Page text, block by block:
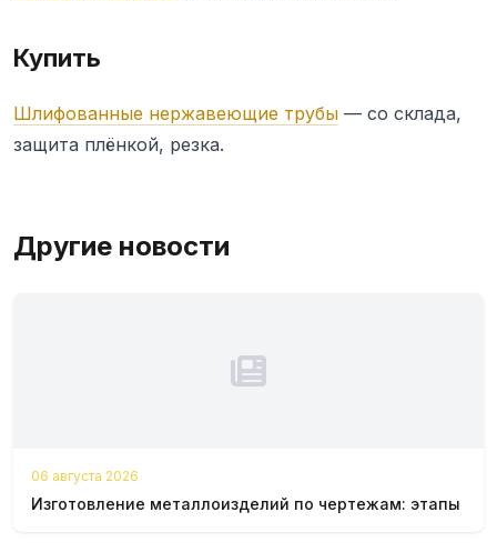
Купить
Шлифованные нержавеющие трубы — со склада,
защита плёнкой, резка.
Другие новости
06 августа 2026
Изготовление металлоизделий по чертежам: этапы